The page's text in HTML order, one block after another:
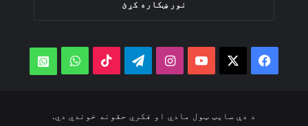
نور ښکاره کړئ
Facebook
YouTube
Instagram
Telegram
TikTok
WhatsApp
د دې سایټ ټول مادي او فکري حقونه خوندي دي.